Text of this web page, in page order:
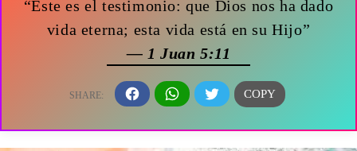
“Este es el testimonio: que Dios nos ha dado
vida eterna; esta vida está en su Hijo”
— 1 Juan 5:11